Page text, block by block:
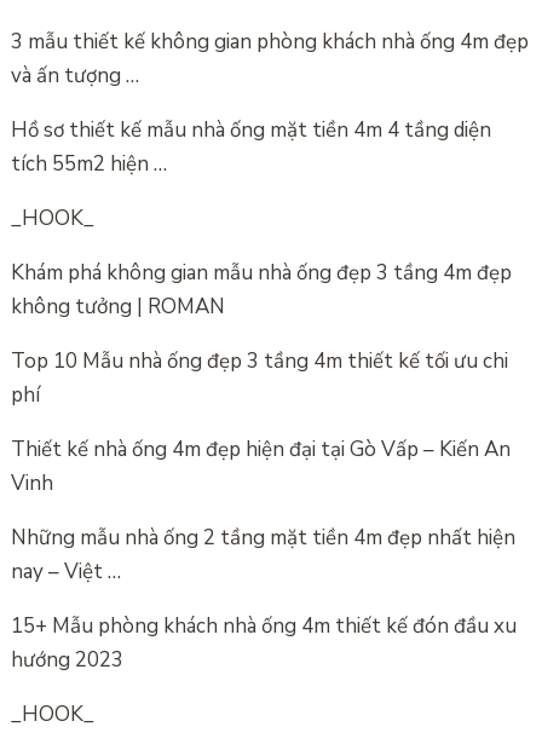
3 mẫu thiết kế không gian phòng khách nhà ống 4m đẹp
và ấn tượng …
Hồ sơ thiết kế mẫu nhà ống mặt tiền 4m 4 tầng diện
tích 55m2 hiện …
_HOOK_
Khám phá không gian mẫu nhà ống đẹp 3 tầng 4m đẹp
không tưởng | ROMAN
Top 10 Mẫu nhà ống đẹp 3 tầng 4m thiết kế tối ưu chi
phí
Thiết kế nhà ống 4m đẹp hiện đại tại Gò Vấp – Kiến An
Vinh
Những mẫu nhà ống 2 tầng mặt tiền 4m đẹp nhất hiện
nay – Việt …
15+ Mẫu phòng khách nhà ống 4m thiết kế đón đầu xu
hướng 2023
_HOOK_